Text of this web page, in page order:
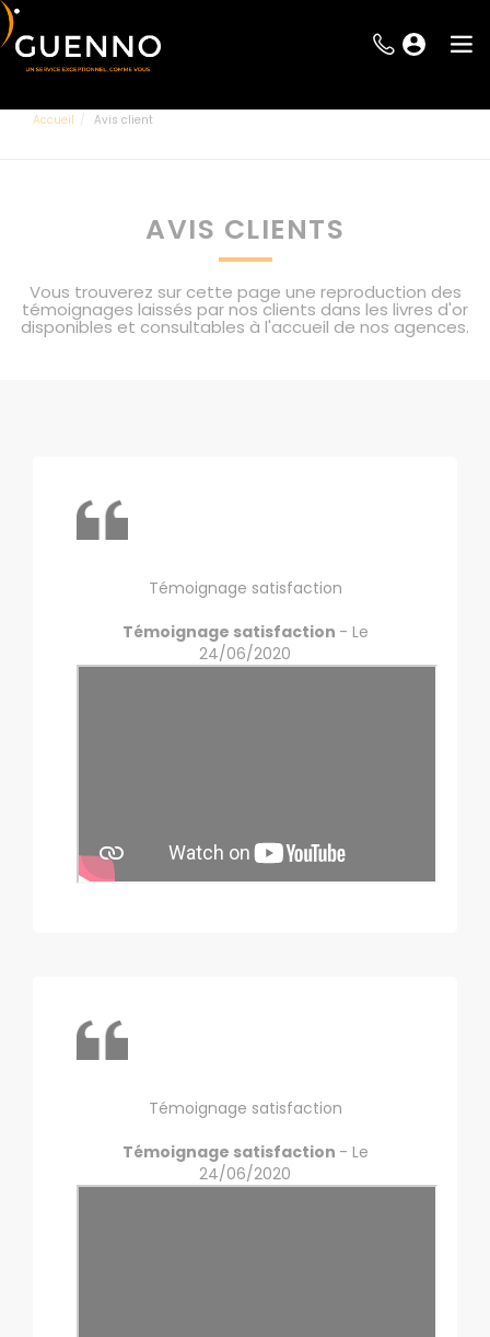
Accueil Avis client
AVIS CLIENTS
Vous trouverez sur cette page une reproduction des
témoignages laissés par nos clients dans les livres d'or
disponibles et consultables à l'accueil de nos agences.
Témoignage satisfaction
Témoignage satisfaction - Le
24/06/2020
Témoignage satisfaction
Témoignage satisfaction - Le
24/06/2020